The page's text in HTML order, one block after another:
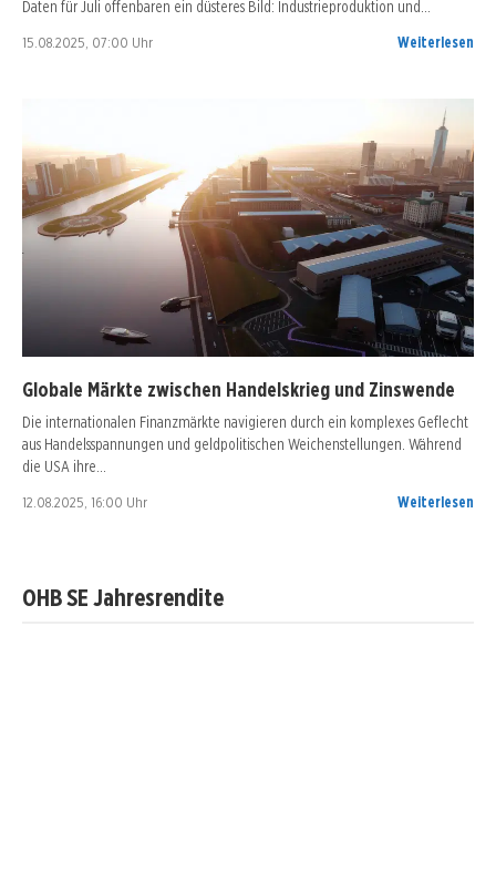
Daten für Juli offenbaren ein düsteres Bild: Industrieproduktion und…
15.08.2025, 07:00 Uhr Weiterlesen
Globale Märkte zwischen Handelskrieg und Zinswende
Die internationalen Finanzmärkte navigieren durch ein komplexes Geflecht
aus Handelsspannungen und geldpolitischen Weichenstellungen. Während
die USA ihre…
12.08.2025, 16:00 Uhr Weiterlesen
OHB SE Jahresrendite